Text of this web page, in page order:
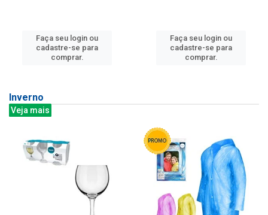
Faça seu login ou
cadastre-se para
comprar.
Faça seu login ou
cadastre-se para
comprar.
Inverno
Veja mais